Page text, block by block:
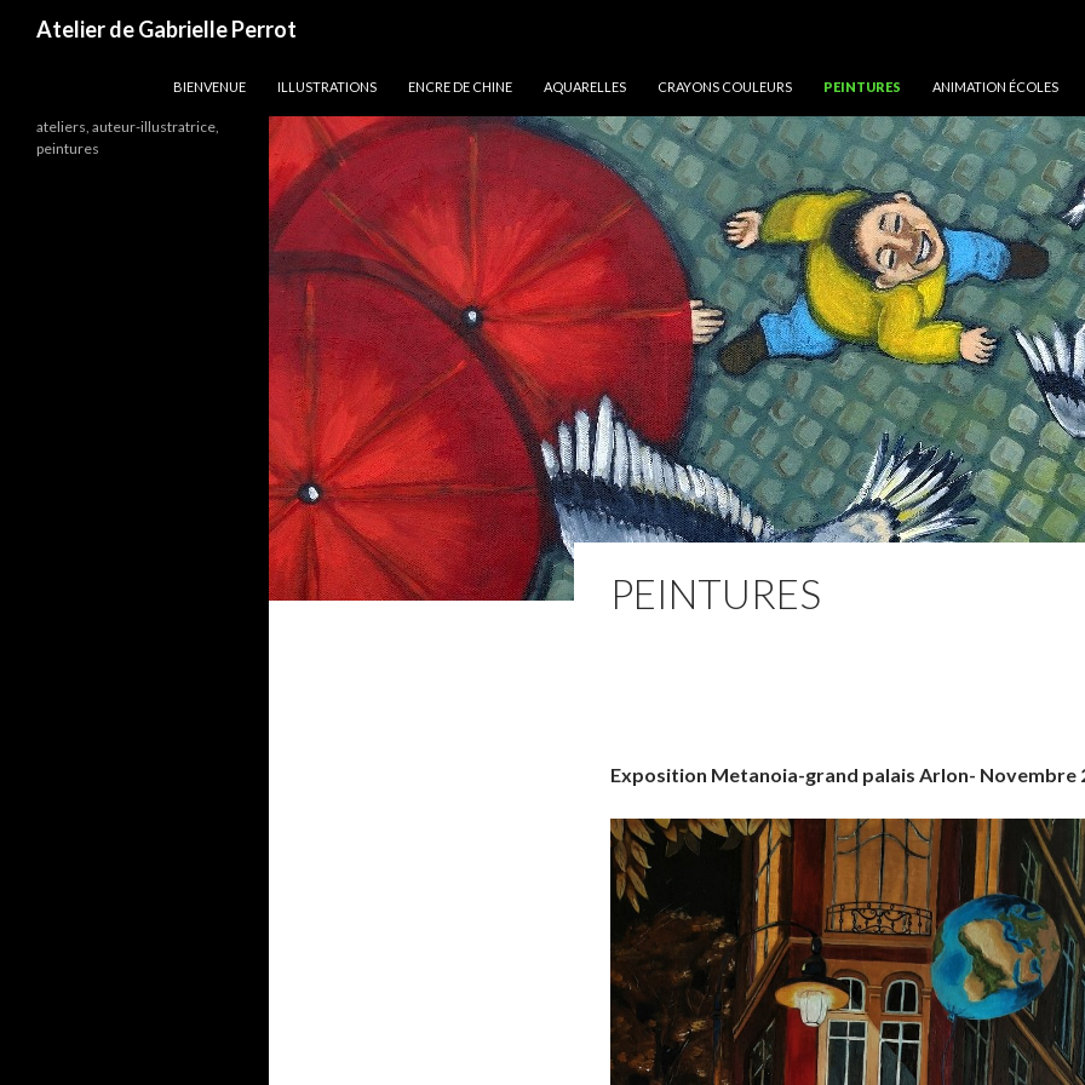
Atelier de Gabrielle Perrot
BIENVENUE
ILLUSTRATIONS ENCRE DE CHINE AQUARELLES CRAYONS COULEURS PEINTURES ANIMATION ÉCOLES
PEINTURES
Exposition Metanoia-grand palais Arlon- Novembre
ateliers, auteur-illustratrice,
peintures